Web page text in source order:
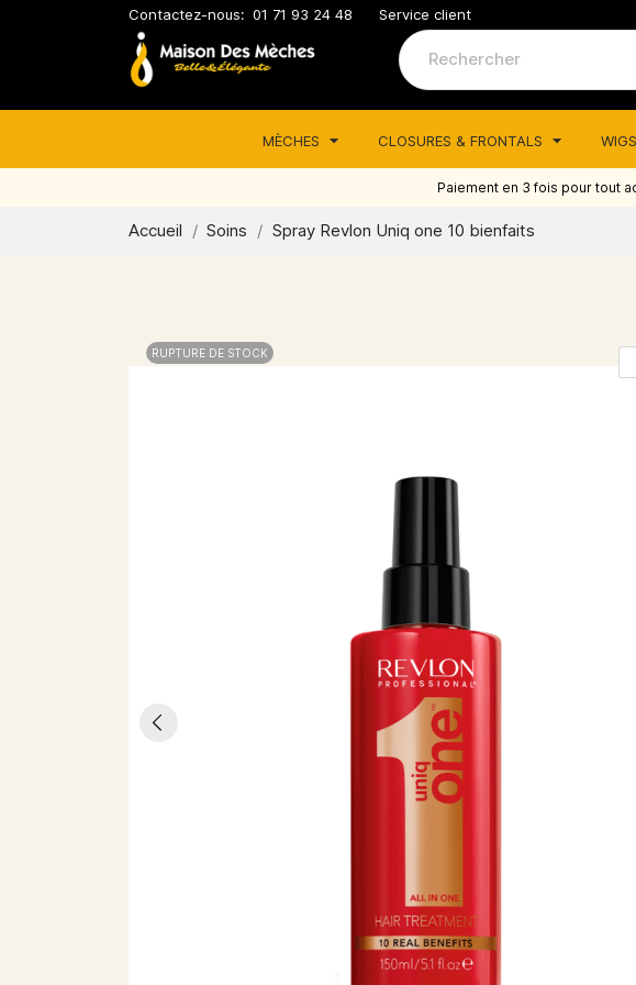
Contactez-nous: 01 71 93 24 48 Service client
Paiement en 3 fois pour tout
MÈCHES CLOSURES & FRONTALS WIGS
Accueil Soins Spray Revlon Uniq one 10 bienfaits
RUPTURE DE STOCK